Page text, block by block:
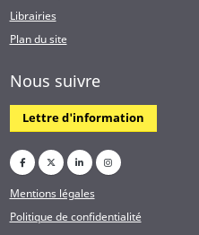
Librairies
Plan du site
Nous suivre
Lettre d'information
Mentions légales
Politique de confidentialité